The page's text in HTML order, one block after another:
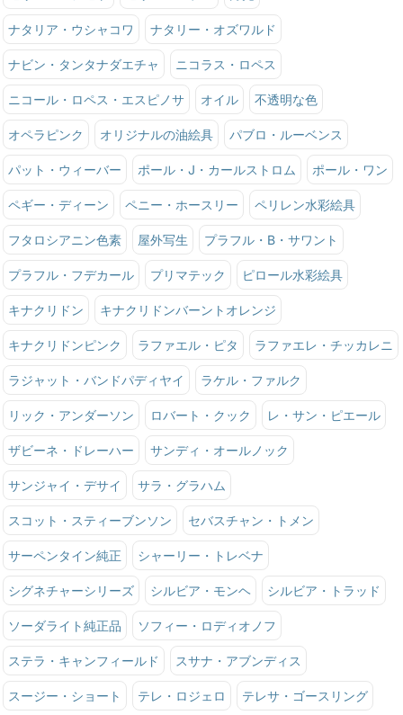
ナタリア・ウシャコワ ナタリー・オズワルド
ナビン・タンタナダエチャ ニコラス・ロペス
ニコール・ロペス・エスピノサ オイル 不透明な色
オペラピンク オリジナルの油絵具 パブロ・ルーベンス
パット・ウィーバー ポール・J・カールストロム ポール・ワン
ペギー・ディーン ペニー・ホースリー ペリレン水彩絵具
フタロシアニン色素 屋外写生 プラフル・B・サワント
プラフル・フデカール プリマテック ピロール水彩絵具
キナクリドン キナクリドンバーントオレンジ
キナクリドンピンク ラファエル・ピタ ラファエレ・チッカレニ
ラジャット・バンドパディヤイ ラケル・ファルク
リック・アンダーソン ロバート・クック レ・サン・ピエール
ザビーネ・ドレーハー サンディ・オールノック
サンジャイ・デサイ サラ・グラハム
スコット・スティーブンソン セバスチャン・トメン
サーペンタイン純正 シャーリー・トレベナ
シグネチャーシリーズ シルビア・モンヘ シルビア・トラッド
ソーダライト純正品 ソフィー・ロディオノフ
ステラ・キャンフィールド スサナ・アブンディス
スージー・ショート テレ・ロジェロ テレサ・ゴースリング